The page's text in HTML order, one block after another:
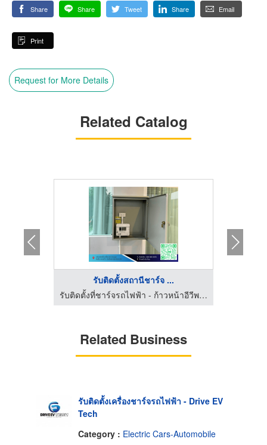
Share Share Tweet Share Email
Print
Request for More Details
Related Catalog
รับติดตั้งสถานีชาร์จ ...
รับติดตั้งที่ชาร์จรถไฟฟ้า - ก้าวหน้าอีวีพลัส
Related Business
รับติดตั้งเครื่องชาร์จรถไฟฟ้า - Drive EV
Tech
Category : Electric Cars-Automobile